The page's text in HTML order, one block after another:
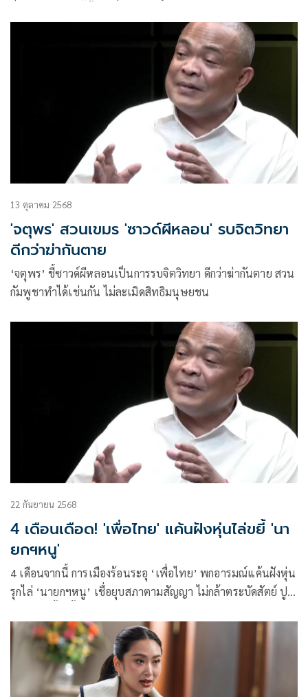
13 ตุลาคม 2568
'จตุพร' สวนเขมร 'ซาวด์ผีหลอน' รบจิตวิทยา
ดีกว่าฆ่ากันตาย
‘จตุพร’ ชี้ซาวด์ผีหลอนเป็นการรบจิตวิทยา ดีกว่าฆ่ากันตาย สวน
กัมพูชาทำได้เช่นกัน ไม่ละเมิดสิทธิมนุษยชน
22 กันยายน 2568
4 เดือนเดือด! 'เพื่อไทย' แค้นฝังหุ่นไล่ขยี้ 'นา
ยกฯหนู'
4 เดือนจากนี้ การเมืองร้อนระอุ ‘เพื่อไทย’ พกอารมณ์แค้นฝังหุ่น
รุกไล่ ‘นายกฯหนู’ เชื่อยุบสภาตามสัญญา ไม่กล้าตระบัดสัตย์ ปู